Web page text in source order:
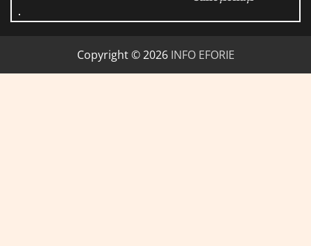
Copyright © 2026 INFO EFORIE